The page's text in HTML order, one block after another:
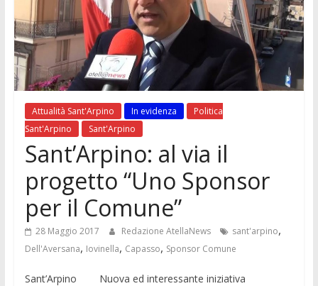
Attualità Sant'Arpino In evidenza
Politica
Sant'Arpino
Sant'Arpino
Sant’Arpino: al via il
progetto “Uno Sponsor
per il Comune”
28 Maggio 2017 Redazione AtellaNews sant'arpino,
Dell'Aversana, Iovinella, Capasso, Sponsor Comune
Sant’Arpino Nuova ed interessante iniziativa